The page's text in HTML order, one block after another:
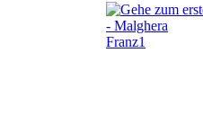
- Malghera
Franz1